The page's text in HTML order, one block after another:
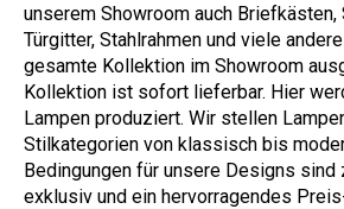
unserem Showroom auch Briefkästen,
Türgitter, Stahlrahmen und viele
gesamte Kollektion im Showroom
Kollektion ist sofort lieferbar. Hier
Lampen produziert. Wir stellen
Stilkategorien von klassisch bis
Bedingungen für unsere Designs
exklusiv und ein hervorragendes